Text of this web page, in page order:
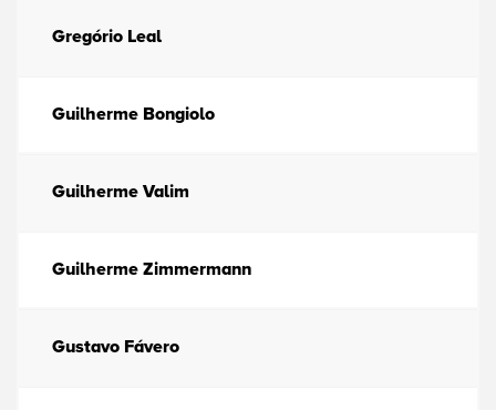
Gregório Leal
Guilherme Bongiolo
Guilherme Valim
Guilherme Zimmermann
Gustavo Fávero